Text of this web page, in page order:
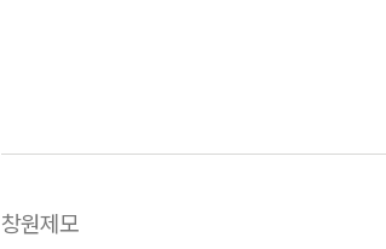
창원제모